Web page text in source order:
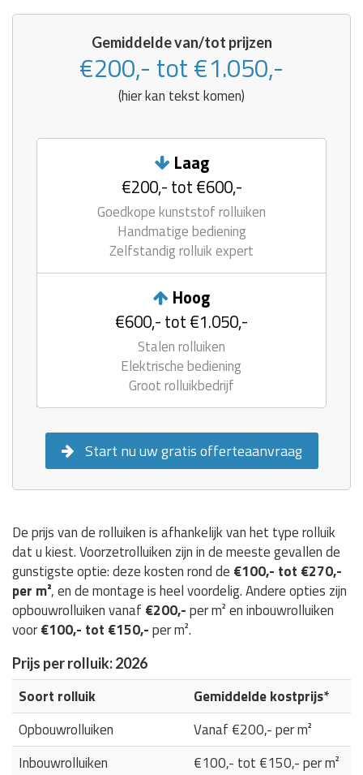
Gemiddelde van/tot prijzen
€200,- tot €1.050,-
(hier kan tekst komen)
Laag
€200,- tot €600,-
Goedkope kunststof rolluiken
Handmatige bediening
Zelfstandig rolluik expert
Hoog
€600,- tot €1.050,-
Stalen rolluiken
Elektrische bediening
Groot rolluikbedrijf
Start nu uw gratis offerteaanvraag
De prijs van de rolluiken is afhankelijk van het type rolluik
dat u kiest. Voorzetrolluiken zijn in de meeste gevallen de
gunstigste optie: deze kosten rond de €100,- tot €270,-
per m², en de montage is heel voordelig. Andere opties zijn
opbouwrolluiken vanaf €200,-per m² en inbouwrolluiken
voor€100,- tot €150,-per m².
Prijs per rolluik: 2026
Soort rolluik
Gemiddelde kostprijs*
Opbouwrolluiken
Vanaf €200,- per m²
Inbouwrolluiken
€100,- tot €150,- per m²